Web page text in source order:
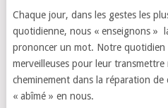
Chaque jour, dans les gestes les
quotidienne, nous « enseignons »
prononcer un mot. Notre quotidien
merveilleuses pour leur
cheminement dans la réparation de
« abîmé » en nous.